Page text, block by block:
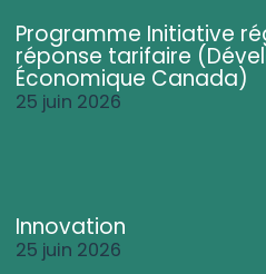
Programme Initiative
réponse tarifaire
Économique Canada)
25 juin 2026
Innovation
25 juin 2026